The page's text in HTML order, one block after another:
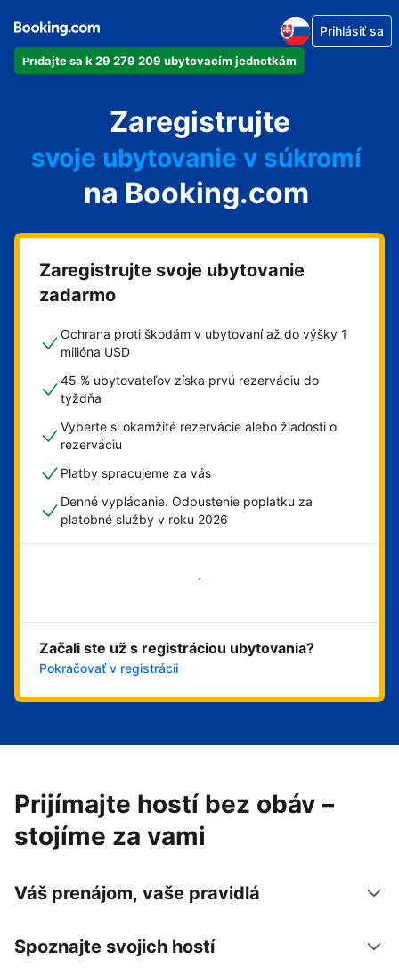
Pridajte sa k 29 279 209 ubytovacím jednotkám
Prihlásiť sa
Zaregistrujte
svoj hotel
svoje ubytovanie v súkromí
svoj penzión
svoje bed and breakfast
na Booking.com
Zaregistrujte svoje ubytovanie
zadarmo
Ochrana proti škodám v ubytovaní až do výšky 1
milióna USD
45 % ubytovateľov získa prvú rezerváciu do
týždňa
Vyberte si okamžité rezervácie alebo žiadosti o
rezerváciu
Platby spracujeme za vás
Denné vyplácanie. Odpustenie poplatku za
platobné služby v roku 2026
Začali ste už s registráciou ubytovania?
Pokračovať v registrácii
Prijímajte hostí bez obáv –
stojíme za vami
Váš prenájom, vaše pravidlá
Spoznajte svojich hostí